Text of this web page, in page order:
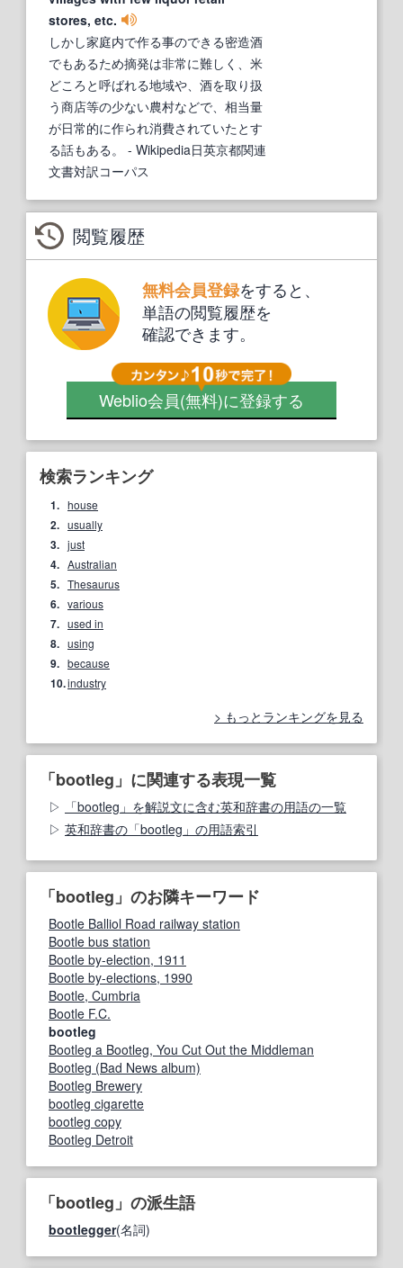
stores, etc.
しかし家庭内で作る事のできる密造酒
でもあるため摘発は非常に難しく、米
どころと呼ばれる地域や、酒を取り扱
う商店等の少ない農村などで、相当量
が日常的に作られ消費されていたとす
る話もある。
- Wikipedia日英京都関連
文書対訳コーパス
閲覧履歴
無料会員登録をすると、
単語の閲覧履歴を
確認できます。
Weblio会員(無料)に登録する
検索ランキング
1. house
2. usually
3. just
4. Australian
5. Thesaurus
6. various
7. used in
8. using
9. because
10.industry
もっとランキングを見る
「bootleg」に関連する表現一覧
「bootleg」を解説文に含む英和辞書の用語の一覧
英和辞書の「bootleg」の用語索引
「bootleg」のお隣キーワード
Bootle Balliol Road railway station
Bootle bus station
Bootle by-election, 1911
Bootle by-elections, 1990
Bootle, Cumbria
Bootle F.C.
bootleg
Bootleg a Bootleg, You Cut Out the Middleman
Bootleg (Bad News album)
Bootleg Brewery
bootleg cigarette
bootleg copy
Bootleg Detroit
「bootleg」の派生語
bootlegger(名詞)